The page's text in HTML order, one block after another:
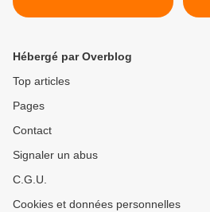
Hébergé par Overblog
Top articles
Pages
Contact
Signaler un abus
C.G.U.
Cookies et données personnelles